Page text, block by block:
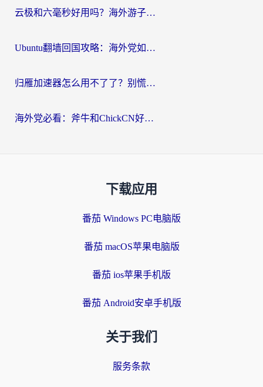
云极和六毫秒好用吗？海外游子解锁国内资源的真实答案
Ubuntu翻墙回国攻略：海外党如何选对加速器，无缝刷国内剧玩游戏？
归雁加速器怎么用不了了？别慌，这篇指南教你如何丝滑“回家”
海外党必看：斧牛和ChickCN好用吗？3款热门加速器实测+番茄加速器深度体验
下载应用
番茄 Windows PC电脑版
番茄 macOS苹果电脑版
番茄 ios苹果手机版
番茄 Android安卓手机版
关于我们
服务条款